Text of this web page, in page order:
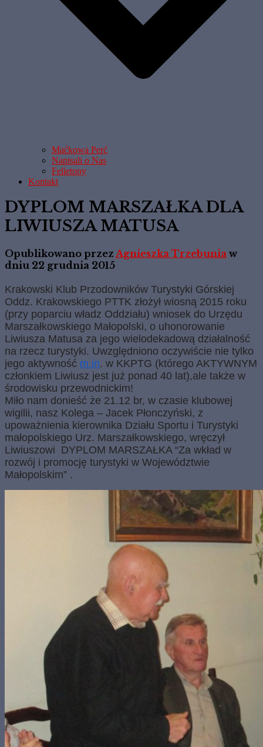
Maćkowa Perć
Napisali o Nas
Felietony
Kontakt
DYPLOM MARSZAŁKA DLA
LIWIUSZA MATUSA
Opublikowano przez Agnieszka Trzebunia w
dniu 22 grudnia 2015
Krakowski Klub Przodowników Turystyki Górskiej
Oddz. Krakowskiego PTTK złożył wiosną 2015 roku
(przy poparciu władz Oddziału) wniosek do Urzędu
Marszałkowskiego Małopolski, o uhonorowanie
Liwiusza Matusa za jego wielodekadową działalność
na rzecz turystyki. Uwzględniono oczywiście nie tylko
jego aktywność m.in. w KKPTG (którego AKTYWNYM
członkiem Liwiusz jest już ponad 40 lat),ale także w
środowisku przewodnickim!
Miło nam donieść że 21.12 br, w czasie klubowej
wigilii, nasz Kolega – Jacek Płonczyński, z
upoważnienia kierownika Działu Sportu i Turystyki
małopolskiego Urz. Marszałkowskiego, wręczył
Liwiuszowi DYPLOM MARSZAŁKA “Za wkład w
rozwój i promocję turystyki w Województwie
Małopolskim” .